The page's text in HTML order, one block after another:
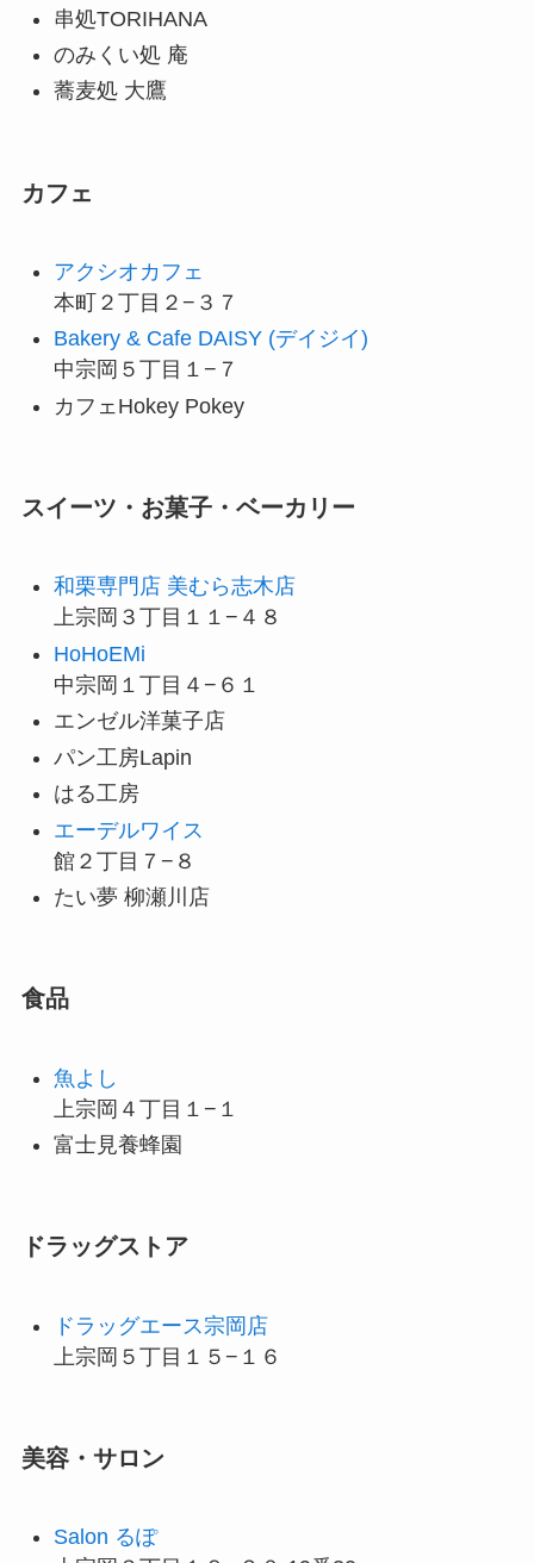
串処TORIHANA
のみくい処 庵
蕎麦処 大鷹
カフェ
アクシオカフェ
本町２丁目２−３７
Bakery & Cafe DAISY (デイジイ)
中宗岡５丁目１−７
カフェHokey Pokey
スイーツ・お菓子・ベーカリー
和栗専門店 美むら志木店
上宗岡３丁目１１−４８
HoHoEMi
中宗岡１丁目４−６１
エンゼル洋菓子店
パン工房Lapin
はる工房
エーデルワイス
館２丁目７−８
たい夢 柳瀬川店
食品
魚よし
上宗岡４丁目１−１
富士見養蜂園
ドラッグストア
ドラッグエース宗岡店
上宗岡５丁目１５−１６
美容・サロン
Salon るぽ